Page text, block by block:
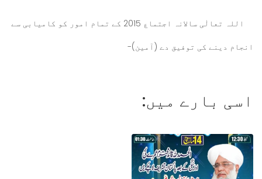
اللہ تعالٰی سالانہ اجتماع 2015 کے تمام امور کو کامیابی سے
انجام دینے کی توفیق دے (آمین)-
اسی بارے میں: